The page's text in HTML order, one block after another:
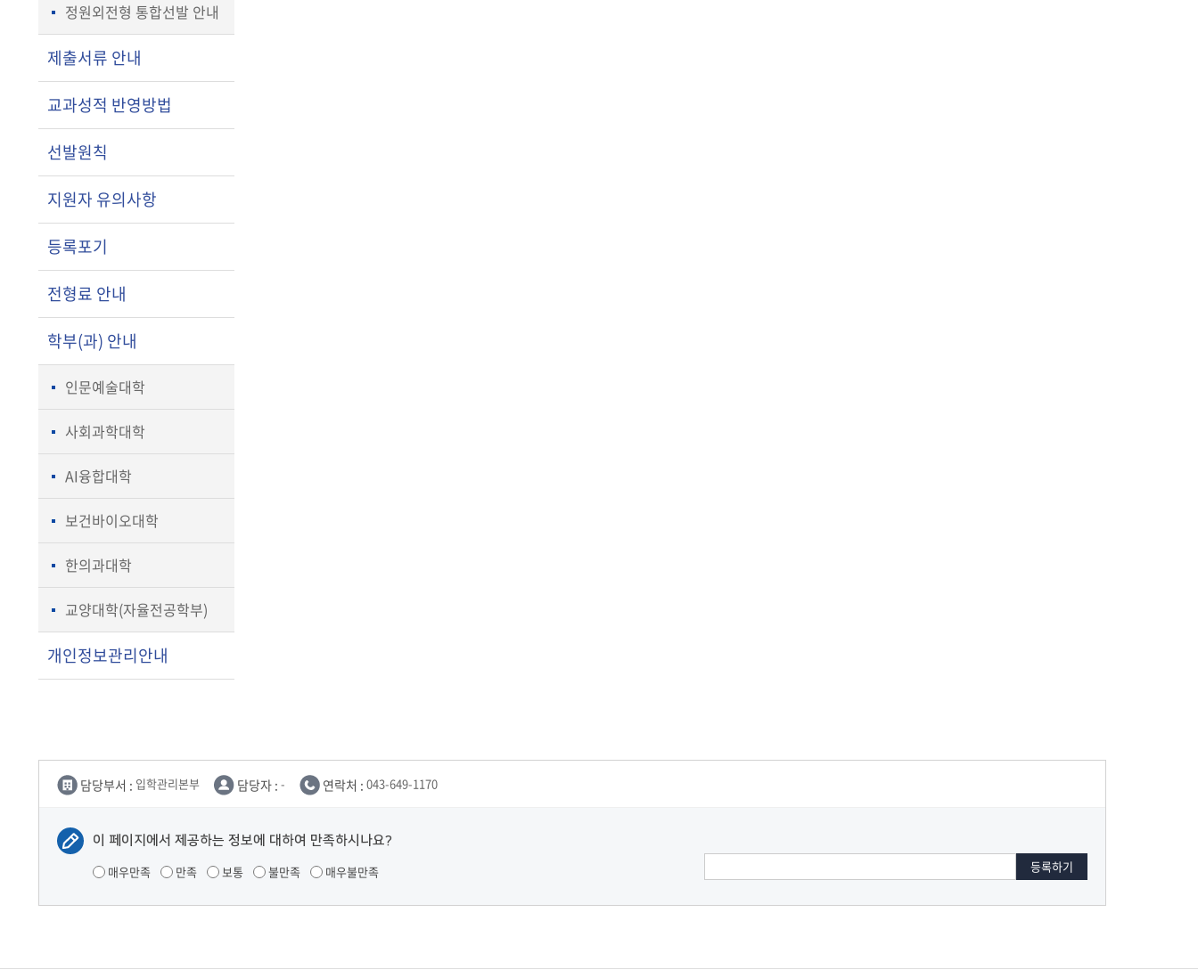
정원외전형 통합선발 안내
제출서류 안내
교과성적 반영방법
선발원칙
지원자 유의사항
등록포기
전형료 안내
학부(과) 안내
인문예술대학
사회과학대학
AI융합대학
보건바이오대학
한의과대학
교양대학(자율전공학부)
개인정보관리안내
담당부서 : 입학관리본부 담당자 : - 연락처 : 043-649-1170
이 페이지에서 제공하는 정보에 대하여 만족하시나요?
매우만족 만족 보통 불만족 매우불만족